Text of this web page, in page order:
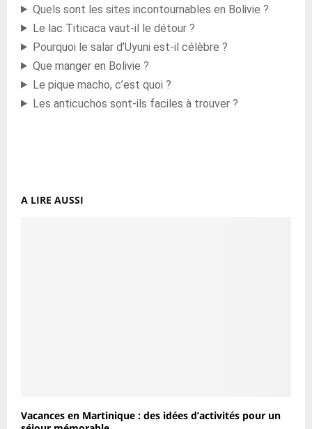
Quels sont les sites incontournables en Bolivie ?
Le lac Titicaca vaut-il le détour ?
Pourquoi le salar d’Uyuni est-il célèbre ?
Que manger en Bolivie ?
Le pique macho, c’est quoi ?
Les anticuchos sont-ils faciles à trouver ?
A LIRE AUSSI
Vacances en Martinique : des idées d’activités pour un